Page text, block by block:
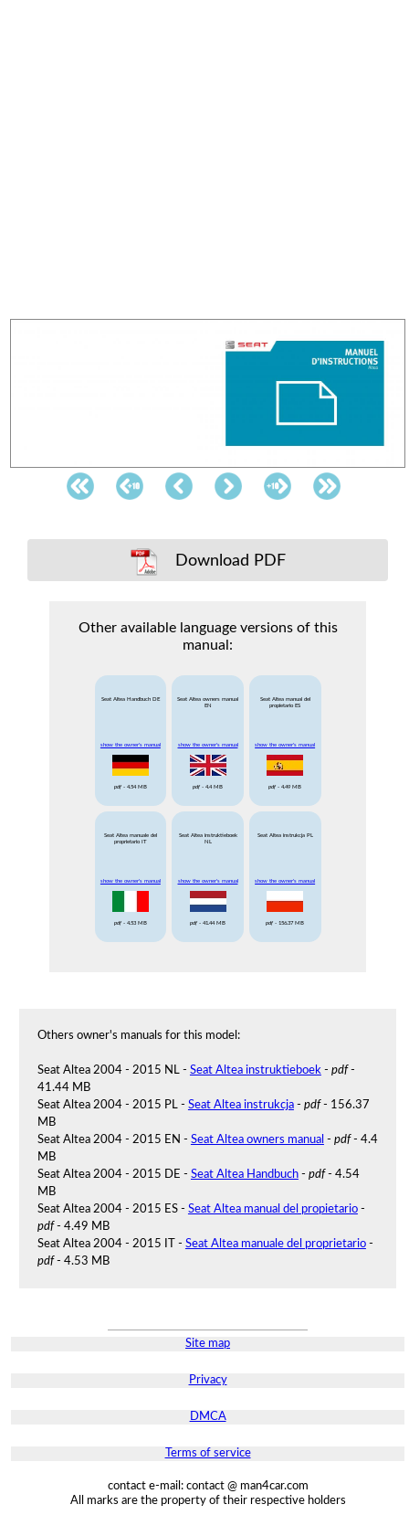
Download PDF
Other available language versions of this
manual:
Seat Altea Handbuch DE
show the owner's manual
pdf- 4.54 MB
Seat Altea owners manual
EN
show the owner's manual
pdf - 4.4 MB
Seat Altea manual del
propietario ES
show the owner's manual
pdf - 4.49 MB
Seat Altea manuale del
proprietario IT
show the owner's manual
pdf- 4.53 MB
Seat Altea instruktieboek
NL
show the owner's manual
pdf - 41.44 MB
Seat Altea instrukcja PL
show the owner's manual
pdf - 156.37 MB
Others owner's manuals for this model:
Seat Altea 2004 - 2015 NL - Seat Altea instruktieboek - pdf-
41.44 MB
Seat Altea 2004 - 2015 PL - Seat Altea instrukcja- pdf- 156.37
MB
Seat Altea 2004 - 2015 EN - Seat Altea owners manual - pdf- 4.4
MB
Seat Altea 2004 - 2015 DE - Seat Altea Handbuch- pdf- 4.54
MB
Seat Altea 2004 - 2015 ES - Seat Altea manual del propietario-
pdf- 4.49 MB
Seat Altea 2004 - 2015 IT - Seat Altea manuale del proprietario-
pdf- 4.53 MB
Site map
Privacy
DMCA
Terms of service
contact e-mail: contact @ man4car.com
All marks are the property of their respective holders